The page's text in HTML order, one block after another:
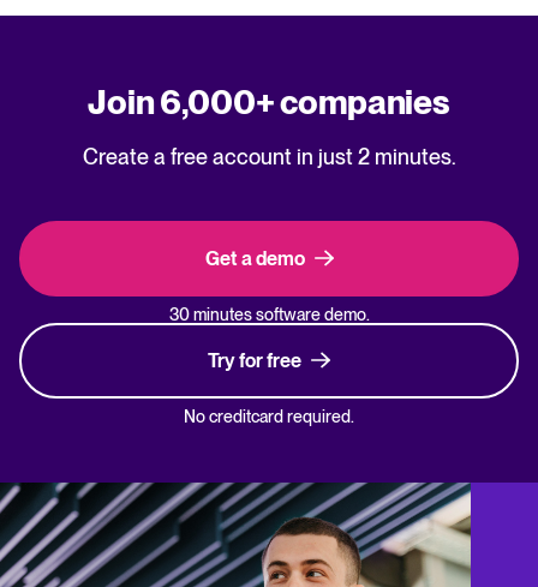
Join 6,000+ companies
Create a free account in just 2 minutes.
Get a demo
30 minutes software demo.
Try for free
No creditcard required.